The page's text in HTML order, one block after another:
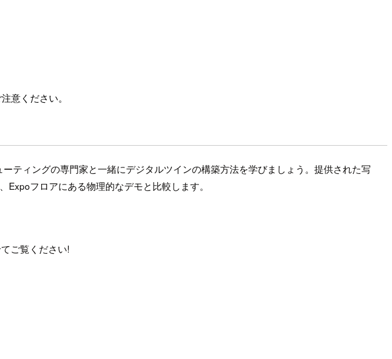
意ください。
ティングの専門家と一緒にデジタルツインの構築方法を学びましょう。提供された写
フロアにある物理的なデモと比較します。
ご覧ください!